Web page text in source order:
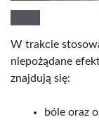
W trakcie
niepożądane
znajdują się:
bóle oraz